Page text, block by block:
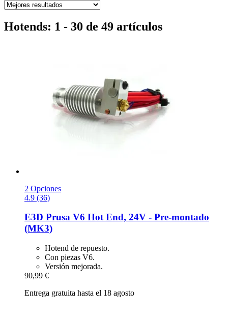
Hotends: 1 - 30 de 49 artículos
2 Opciones
4.9 (36)
E3D Prusa V6 Hot End, 24V -​ Pre-​montado
(MK3)
Hotend de repuesto.
Con piezas V6.
Versión mejorada.
90,99 €
Entrega gratuita hasta el 18 agosto